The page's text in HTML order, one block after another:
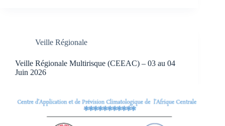
Veille Régionale
Veille Régionale Multirisque (CEEAC) – 03 au 04
Juin 2026